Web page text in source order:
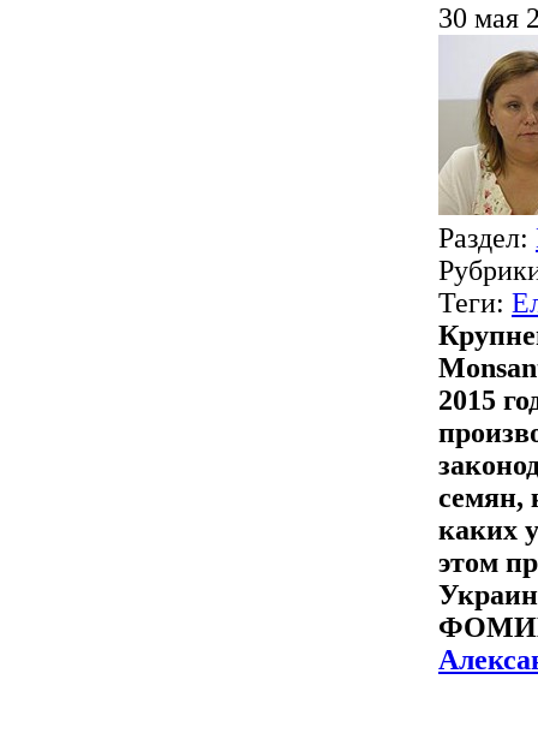
30 мая
Раздел:
Теги:
2015
семян,
каких
этом